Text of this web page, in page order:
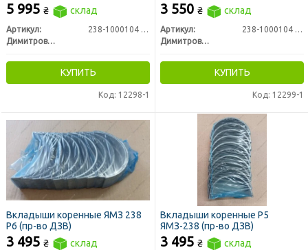
5 995 ₴ склад
Артикул:
238-1000104 Р3
Димитровградский завод вкладышей ООО
КУПИТЬ
Код: 12298-1
3 550 ₴ склад
Артикул:
238-1000104 Р4
Димитровградский завод вкладышей ООО
КУПИТЬ
Код: 12299-1
Вкладыши коренные ЯМЗ 238
Р6 (пр-во ДЗВ)
3 495 ₴ склад
Вкладыши коренные Р5
ЯМЗ-238 (пр-во ДЗВ)
3 495 ₴ склад